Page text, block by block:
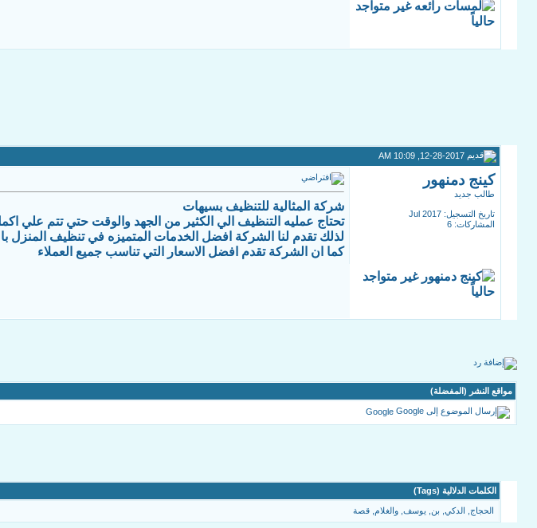
كينج دمنهور
طالب جديد
تاريخ التسجيل: Jul 2017
المشاركات: 6
شركة المثالية للتنظيف بسيهات
تحتاج عمليه التنظيف الي الكثير من الجهد والوقت حتي تتم علي
لذلك تقدم لنا الشركة افضل الخدمات المتميزه في تنظيف المنزل
كما ان الشركة تقدم افضل الاسعار التي تناسب جميع العملاء
مواقع النشر (المفضلة)
Google
الكلمات الدلالية (Tags)
الحجاج الدكي بن يوسف والغلام قصة